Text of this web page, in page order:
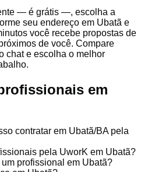
— é grátis —, escolha a
seu endereço em Ubatã e
você recebe propostas de
de você. Compare
chat e escolha o melhor
em
contratar em Ubatã/BA pela
pela UworK em Ubatã?
profissional em Ubatã?